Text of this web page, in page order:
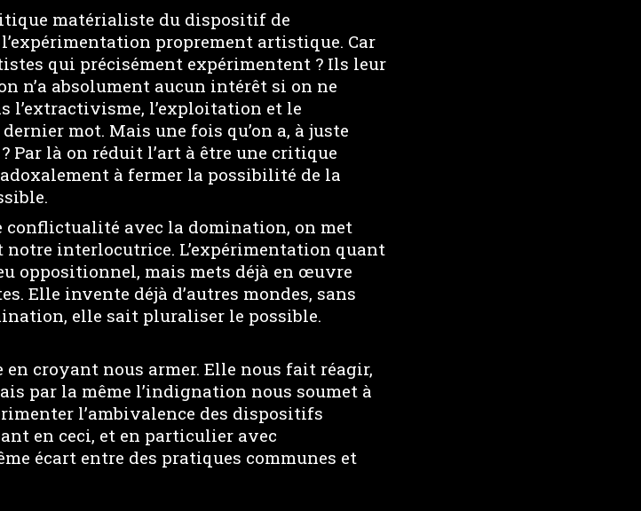
matérialiste du dispositif de
proprement artistique. Car
qui précisément expérimentent ? Ils leur
n’a absolument aucun intérêt si on ne
l’extractivisme, l’exploitation et le
mot. Mais une fois qu’on a, à juste
Par là on réduit l’art à être une critique
à fermer la possibilité de la
conflictualité avec la domination, on met
notre interlocutrice. L’expérimentation quant
oppositionnel, mais mets déjà en œuvre
Elle invente déjà d’autres mondes, sans
elle sait pluraliser le possible.
en croyant nous armer. Elle nous fait réagir,
par la même l’indignation nous soumet à
l’ambivalence des dispositifs
en ceci, et en particulier avec
écart entre des pratiques communes et